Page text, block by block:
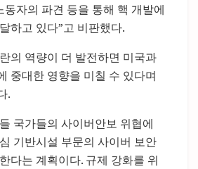
동자의 파견 등을 통해 핵 개발에
하고 있다”고 비판했다.
의 역량이 더 발전하면 미국과
중대한 영향을 미칠 수 있다며
.
국가들의 사이버안보 위협에
기반시설 부문의 사이버 보안
다는 계획이다. 규제 강화를 위